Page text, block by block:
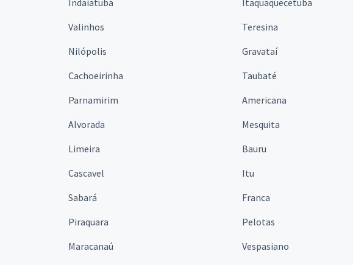
Indaiatuba
Itaquaquecetuba
Valinhos
Teresina
Nilópolis
Gravataí
Cachoeirinha
Taubaté
Parnamirim
Americana
Alvorada
Mesquita
Limeira
Bauru
Cascavel
Itu
Sabará
Franca
Piraquara
Pelotas
Maracanaú
Vespasiano